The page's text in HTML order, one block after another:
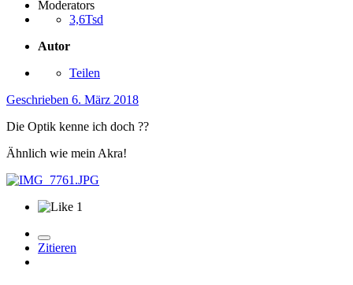
Moderators
3,6Tsd
Autor
Teilen
Geschrieben 6. März 2018
Die Optik kenne ich doch ??
Ähnlich wie mein Akra!
1
Zitieren